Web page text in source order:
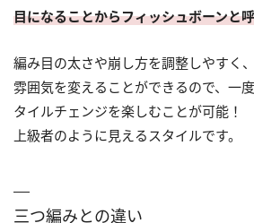
目になることからフィッシュボーンと
編み目の太さや崩し方を調整しやすく
雰囲気を変えることができるので、一
タイルチェンジを楽しむことが可能
上級者のように見えるスタイルです。
三つ編みとの違い